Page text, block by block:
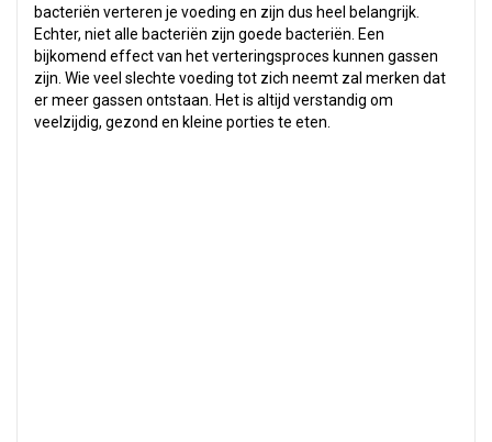
bacteriën verteren je voeding en zijn dus heel belangrijk.
Echter, niet alle bacteriën zijn goede bacteriën. Een
bijkomend effect van het verteringsproces kunnen gassen
zijn. Wie veel slechte voeding tot zich neemt zal merken dat
er meer gassen ontstaan. Het is altijd verstandig om
veelzijdig, gezond en kleine porties te eten.